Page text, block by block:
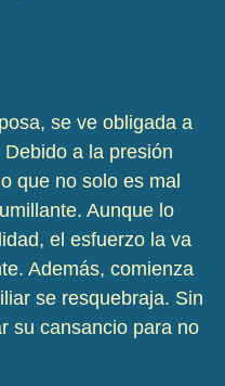
se ve obligada a
a la presión
que no solo es mal
Aunque lo
el esfuerzo la va
Además, comienza
se resquebraja. Sin
su cansancio para no